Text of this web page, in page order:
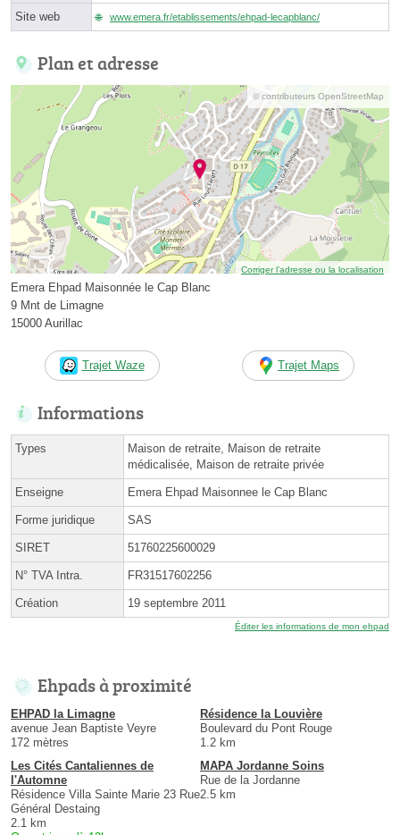
Site web www.emera.fr/etablissements/ehpad-lecapblanc/
Plan et adresse
© contributeurs OpenStreetMap
Corriger l’adresse ou la localisation
Emera Ehpad Maisonnée le Cap Blanc
9 Mnt de Limagne
15000 Aurillac
Trajet Waze Trajet Maps
Informations
Types
Maison de retraite, Maison de retraite
médicalisée, Maison de retraite privée
Enseigne Emera Ehpad Maisonnee le Cap Blanc
Forme juridique SAS
SIRET 51760225600029
N° TVA Intra. FR31517602256
Création 19 septembre 2011
Éditer les informations de mon ehpad
Ehpads à proximité
EHPAD la Limagne
avenue Jean Baptiste Veyre
172 mètres
Résidence la Louvière
Boulevard du Pont Rouge
1.2 km
Les Cités Cantaliennes de
l'Automne
Résidence Villa Sainte Marie 23 Rue
Général Destaing
2.1 km
MAPA Jordanne Soins
Rue de la Jordanne
2.5 km